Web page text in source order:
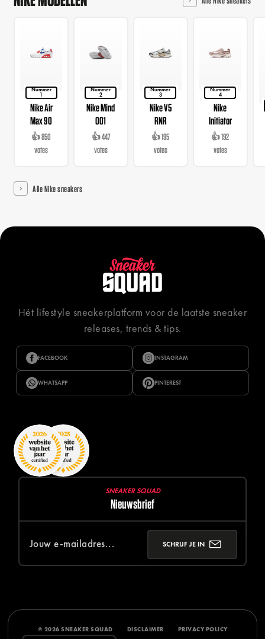
Nummer
1
Nike Air
Max 90
👍 850
votes
Nummer
2
Nike Mind
001
👍 447
votes
Nummer
3
Nike V5
RNR
👍 195
votes
Nummer
4
Nike
Initiator
👍 192
votes
Alle Nike sneakers
Hét lifestyle sneakerplatform voor de laatste sneaker
releases, trends & tips.
FACEBOOK INSTAGRAM
WHATSAPP PINTEREST
SNEAKER SQUAD
Nieuwsbrief
SCHRIJF JE IN
© 2026 SNEAKER SQUAD DISCLAIMER PRIVACY POLICY